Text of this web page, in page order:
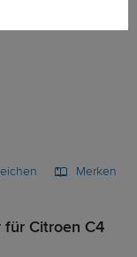
Merken
Citroen C4